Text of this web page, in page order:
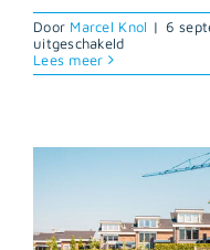
Door Marcel Knol | 6
uitgeschakeldvoor
Lees meer